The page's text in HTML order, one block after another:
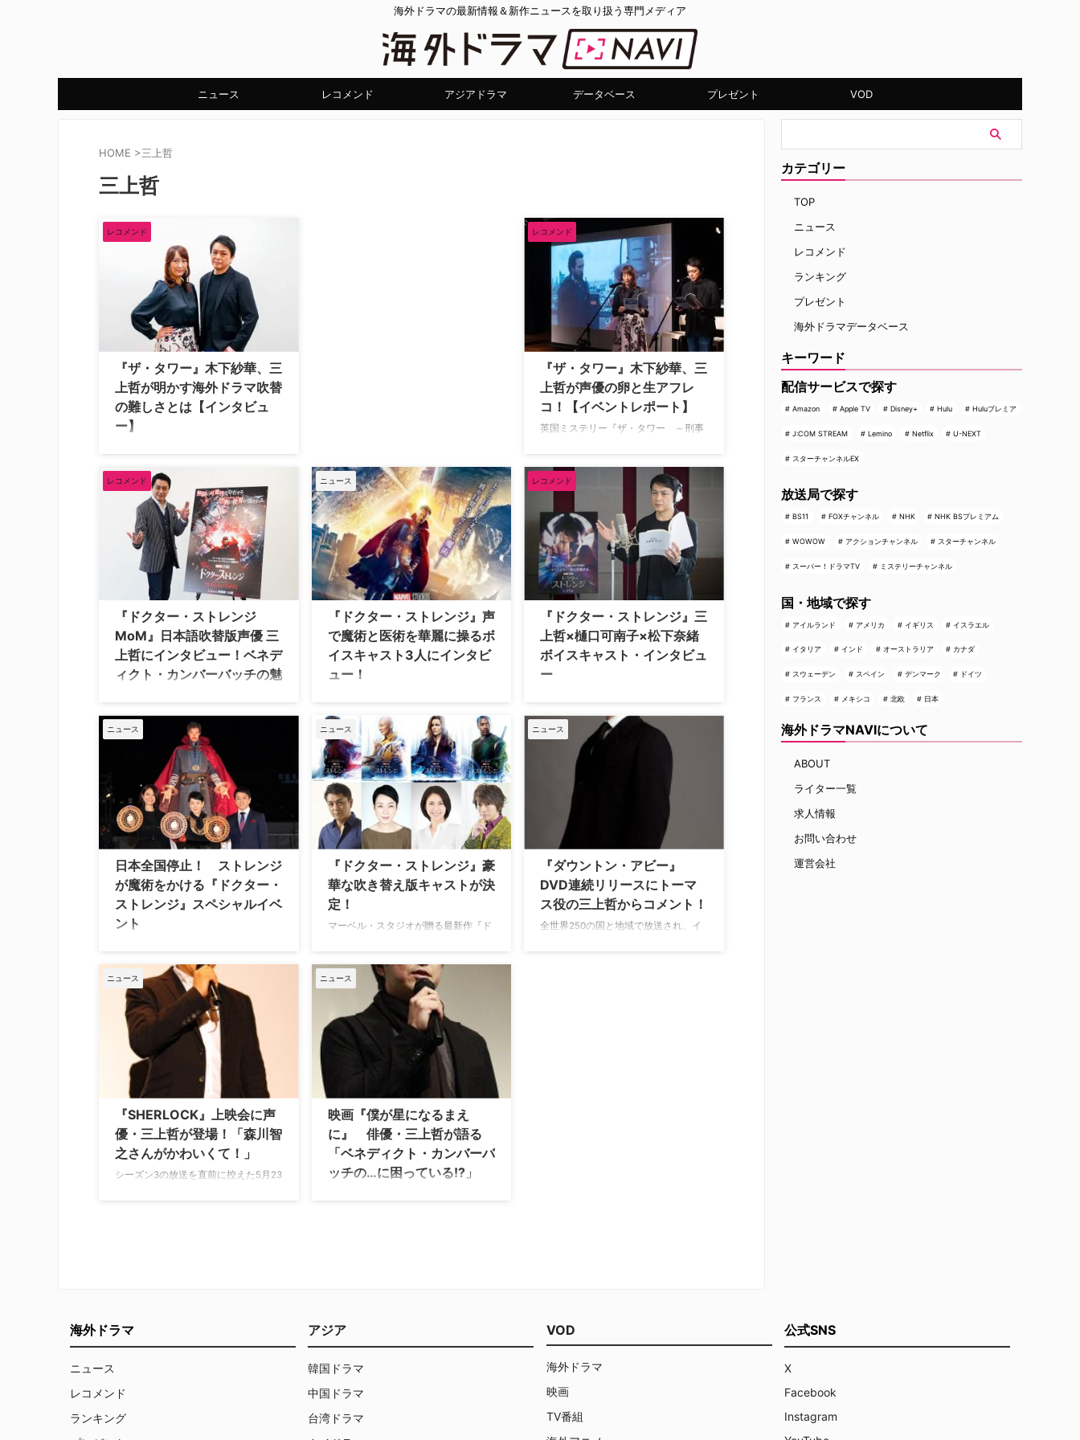
海外ドラマの最新情報＆新作ニュースを取り扱う専門メディア
ニュース レコメンド アジアドラマ データベース プレゼント VOD
HOME >三上哲
三上哲
レコメンド
『ザ・タワー』木下紗華、三
上哲が明かす海外ドラマ吹替
の難しさとは【インタビュ
ー】
刑事サラ・コリンズの捜査～』。本作
の日本語吹替版で、サラ・コリンズ役
を務めた木下紗華、キーラン・ショウ
役を務めた三上哲にインタビュー！
本作の見どころやアフレコ現場での舞
台裏について話を伺った。 『ザ・タワ
ー ～刑事サラ・コリンズの捜査～』
あらすじ ベテラン警官と10代の少女
が、ロンドンの高層ビルの屋上から転
落して死亡した。屋上には新人警察官
のリジー・アダマと5歳の少年が残っ
ていたが、数時間後、リジーは姿を消
す。DSI（特別捜査局）のサ …
レコメンド
『ザ・タワー』木下紗華、三
上哲が声優の卵と生アフレ
コ！【イベントレポート】
英国ミステリー『ザ・タワー ～刑事
（日）より日本初放送される。これに
先駆け、12月7日（土）に東京アニメ
ーションカレッジ専門学校にて完成披
露イベントが開催された。 『ザ・タワ
ー』イベントレポート イベントでは、
まずドラマ本編の第1話を上映。その
後、本作で声優を務めた木下紗華、三
上哲によるトークショーが行われた。
いて説明。木下は「サラ・コリンズは
とても切れ者の女性です。そして、人
の行動をよく見る観 …
レコメンド
『ドクター・ストレンジ
MoM』日本語吹替版声優 三
上哲にインタビュー！ベネデ
ィクト・カンバーバッチの魅
さ」
『ドクター・ストレンジ』、そして
『アベンジャーズ／エンドゲーム』、
『スパイダーマン：ノー・ウェイ・ホ
ーム』に続くMCU（マーベル・シネマ
ティック・ユニバース）劇場公開最新
作『ドクター・ストレンジ／マルチバ
ース・オブ・マッドネス』。 このた
び、本作でドクター・ストレンジの日
本語吹替を担当している声優、三上哲
に直撃インタビュー！ 約5年にわた
って演じてきたストレンジへの思いや
本作の見どころ、専属声優だからこそ
わかるベネディクト・カンバーバッチ
ニュース
『ドクター・ストレンジ』声
で魔術と医術を華麗に操るボ
イスキャスト3人にインタビ
ュー！
トレンジ』。現在大ヒット公開中の今
作だが、ドクター・ストレンジ（ベネ
ディクト・カンバーバッチ）役の三上
哲さん、謎多き至高の魔術師エンシェ
ント・ワン（ティルダ・スゥイント
ン）役の樋口可南子さん、ストレンジ
の元恋人クリスティーン・パーマー
（レイチェル・マク…
レコメンド
『ドクター・ストレンジ』三
上哲×樋口可南子×松下奈緒
ボイスキャスト・インタビュ
ー
次々に生み出してきたマーベル・スタ
ジオ。その最新作であり、世界的な大
ヒットを記録している『ドクター・ス
トレンジ』。今回はそのボイスキャス
トに直撃インタビュー！ ドクター・
ストレンジ（ベネディクト・カンバー
バッチ）役に大ヒットドラマ
『SHERLOCK／シャ…
ニュース
日本全国停止！ ストレンジ
が魔術をかける『ドクター・
ストレンジ』スペシャルイベ
ント
ベル・スタジオ最新作『ドクター・ス
トレンジ』。1月27日（金）の公開を
間近に控えた19日（木）スペシャルイ
ベントがシネシティ広場にて開催され
た。 イベントは、ベネディクトからの
ビデオメッセージ上映でスタート。そ
して、ゲストとして、『SHERLOCK／
シ…
ニュース
『ドクター・ストレンジ』豪
華な吹き替え版キャストが決
定！
マーベル・スタジオが贈る最新作『ド
び、実力派女優の二人が声優として参
加することが決定した。 ドクター・ス
トレンジが唯一心を許す元恋人、女医
のクリスティーンを松下奈緒さんが、
交通事故で外科医としての道を断たれ
たドクター・ストレンジを、「魔術」
の師とし…
ニュース
『ダウントン・アビー』
DVD連続リリースにトーマ
ス役の三上哲からコメント！
全世界250の国と地域で放送され、イ
ニュース
『SHERLOCK』上映会に声
優・三上哲が登場！「森川智
之さんがかわいくて！」
シーズン3の放送を直前に控えた5月23
ニュース
映画『僕が星になるまえ
に』 俳優・三上哲が語る
「ベネディクト・カンバーバ
ッチの…に困っている!?」
を含め、多くの…
カテゴリー
TOP
ニュース
レコメンド
ランキング
プレゼント
海外ドラマデータベース
キーワード
配信サービスで探す
Amazon Apple TV Disney+ Hulu Huluプレミア
J:COM STREAM Lemino Netflix U-NEXT
スターチャンネルEX
放送局で探す
BS11 FOXチャンネル NHK NHK BSプレミアム
WOWOW アクションチャンネル スターチャンネル
スーパー！ドラマTV ミステリーチャンネル
国・地域で探す
アイルランド アメリカ イギリス イスラエル
イタリア インド オーストラリア カナダ
スウェーデン スペイン デンマーク ドイツ
フランス メキシコ 北欧 日本
海外ドラマNAVIについて
ABOUT
ライター一覧
求人情報
お問い合わせ
運営会社
海外ドラマ
ニュース
レコメンド
ランキング
アジア
韓国ドラマ
中国ドラマ
台湾ドラマ
VOD
海外ドラマ
映画
TV番組
公式SNS
X
Facebook
Instagram